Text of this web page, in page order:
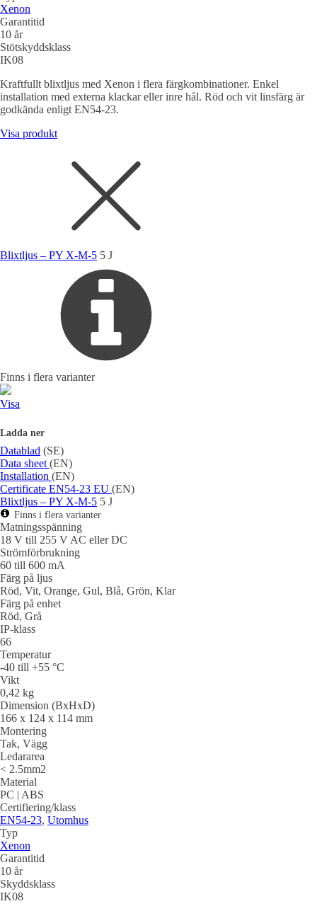
Xenon
Garantitid
10 år
Stötskyddsklass
IK08
Kraftfullt blixtljus med Xenon i flera färgkombinationer. Enkel
installation med externa klackar eller inre hål. Röd och vit linsfärg är
godkända enligt EN54-23.
Visa produkt
Blixtljus – PY X-M-5 5 J
Finns i flera varianter
Visa
Ladda ner
Datablad (SE)
Data sheet (EN)
Installation (EN)
Certificate EN54-23 EU (EN)
Blixtljus – PY X-M-5 5 J
Finns i flera varianter
Matningsspänning
18 V till 255 V AC eller DC
Strömförbrukning
60 till 600 mA
Färg på ljus
Röd, Vit, Orange, Gul, Blå, Grön, Klar
Färg på enhet
Röd, Grå
IP-klass
66
Temperatur
-40 till +55 °C
Vikt
0,42 kg
Dimension (BxHxD)
166 x 124 x 114 mm
Montering
Tak, Vägg
Ledararea
< 2.5mm2
Material
PC | ABS
Certifiering/klass
EN54-23, Utomhus
Typ
Xenon
Garantitid
10 år
Skyddsklass
IK08